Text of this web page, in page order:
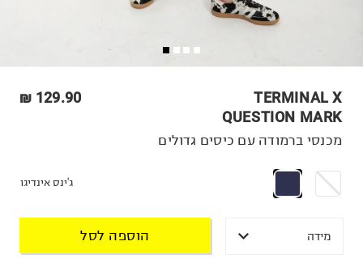
TERMINAL X
QUESTION MARK
129.90 ₪
מכנסי ברמודה עם כיסים גדולים
ג'ינס אינדיגו
מידה הוספה לסל